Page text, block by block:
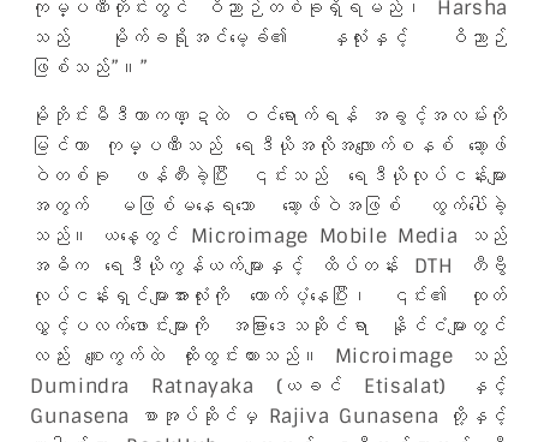
ကုမ္ပဏီတိုင်းတွင် ဝိညာဉ်တစ်ခုရှိရမည်၊ Harsha
သည် မိုက်ခရိုအင်မေ့ခ််၏ နှလုံးနှင့် ဝိညာဉ်
ဖြစ်သည်”။”
မိုဘိုင်းမီဒီယာကဏ္ဍထဲ ဝင်ရောက်ရန် အခွင့်အလမ်းကို
မြင်ကာ ကုမ္ပဏီသည် ရေဒီယိုအလိုအလျောက်စနစ် ဆော့ဖ်
ဝဲတစ်ခု ဖန်တီးခဲ့ပြီး ၎င်းသည် ရေဒီယိုလုပ်ငန်းများ
အတွက် မဖြစ်မနေရသော ဆော့ဖ်ဝဲအဖြစ် ထွက်ပေါ်ခဲ့
သည်။ ယနေ့တွင် Microimage Mobile Media သည်
အဓိက ရေဒီယိုကွန်ယက်များနှင့် ထိပ်တန်း DTH တီဗွီ
လုပ်ငန်းရှင်များအားလုံးကို ထောက်ပံ့နေပြီး၊ ၎င်း၏ ထုတ်
လွှင့်ပလက်ဖောင်းများကို အခြားဒေသဆိုင်ရာ နိုင်ငံများတွင်
လည်း စျေးကွက်ထဲ ထိုးထွင်းထားသည်။ Microimage သည်
Dumindra Ratnayaka (ယခင် Etisalat) နှင့်
Gunasena စာအုပ်ဆိုင်မှ Rajiva Gunasena တို့နှင့်